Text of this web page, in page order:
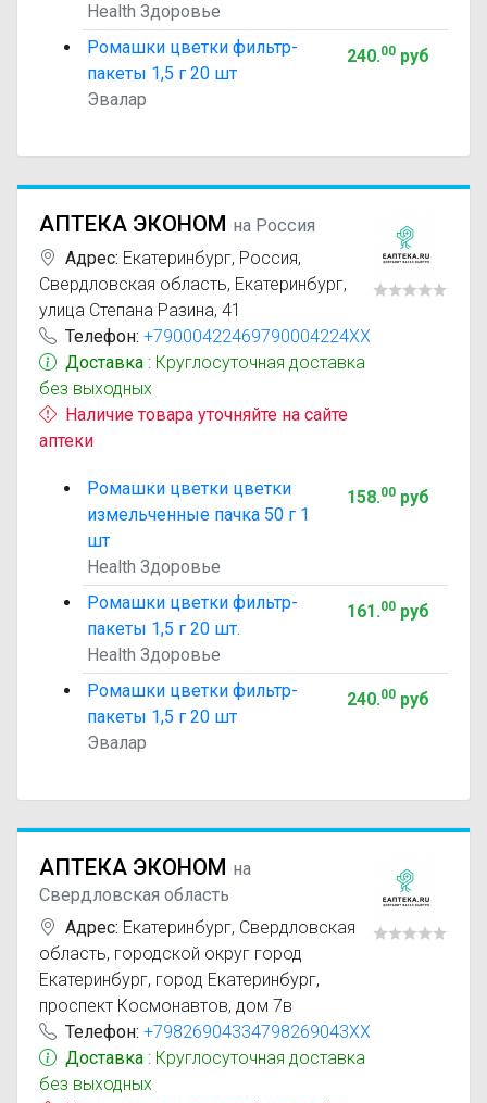
Health Здоровье
Ромашки цветки фильтр-
пакеты 1,5 г 20 шт
Эвалар
240.00руб
АПТЕКА ЭКОНОМ на Россия
Адрес: Екатеринбург, Россия,
Свердловская область, Екатеринбург,
улица Степана Разина, 41
Телефон: +79000422469790004224XX
Доставка : Круглосуточная доставка
без выходных
Наличие товара уточняйте на сайте
аптеки
Ромашки цветки цветки
измельченные пачка 50 г 1
шт
Health Здоровье
158.00руб
Ромашки цветки фильтр-
пакеты 1,5 г 20 шт.
Health Здоровье
161.00руб
Ромашки цветки фильтр-
пакеты 1,5 г 20 шт
Эвалар
240.00руб
АПТЕКА ЭКОНОМ на
Свердловская область
Адрес: Екатеринбург, Свердловская
область, городской округ город
Екатеринбург, город Екатеринбург,
проспект Космонавтов, дом 7в
Телефон: +79826904334798269043XX
Доставка : Круглосуточная доставка
без выходных